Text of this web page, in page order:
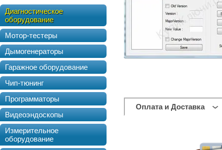
Диагностическое
оборудование
Мотор-тестеры
Дымогенераторы
Гаражное оборудование
Чип-тюнинг
Программаторы
Видеоэндоскопы
Измерительное
оборудование
Оплата и Доставка